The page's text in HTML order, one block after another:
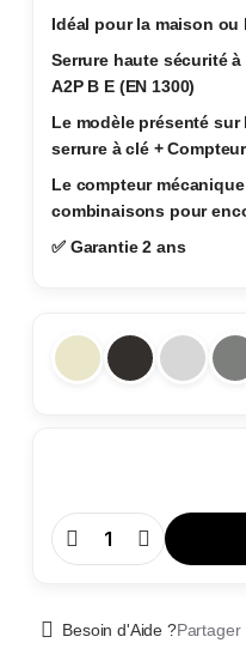
Idéal pour la maison ou
Serrure haute sécurité
A2P B E (EN 1300)
Le modèle présenté
serrure à clé +
Le compteur
combinaisons pour
✅ Garantie 2 ans
Coffre
de
84Besoin d'Aide ?Partager